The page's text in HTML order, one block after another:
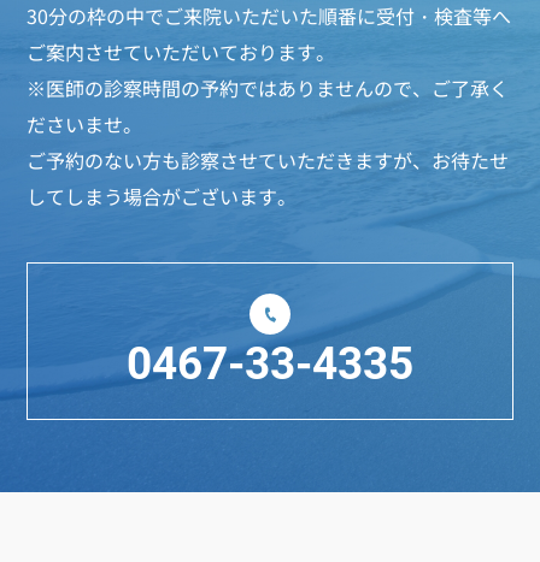
30分の枠の中でご来院いただいた順番に受付・検査等へ
ご案内させていただいております。
※医師の診察時間の予約ではありませんので、ご了承く
ださいませ。
ご予約のない方も診察させていただきますが、お待たせ
してしまう場合がございます。
0467-33-4335